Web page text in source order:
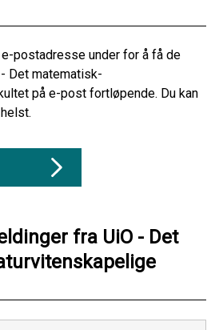
postadresse under for å få de
Det matematisk-
på e-post fortløpende. Du kan
fra UiO - Det